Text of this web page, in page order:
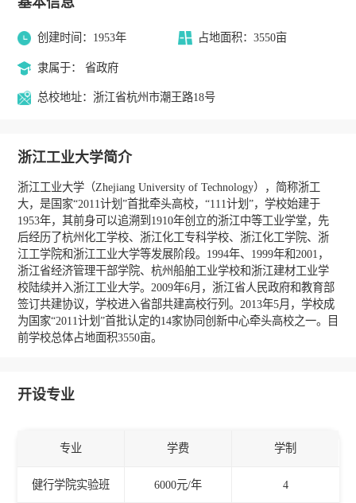
创建时间：1953年 占地面积：3550亩
隶属于： 省政府
总校地址：浙江省杭州市潮王路18号
浙江工业大学简介
浙江工业大学（Zhejiang University of Technology），简称浙工
大，是国家“2011计划”首批牵头高校，“111计划”，学校始建于
1953年，其前身可以追溯到1910年创立的浙江中等工业学堂，先
后经历了杭州化工学校、浙江化工专科学校、浙江化工学院、浙
江工学院和浙江工业大学等发展阶段。1994年、1999年和2001，
浙江省经济管理干部学院、杭州船舶工业学校和浙江建材工业学
校陆续并入浙江工业大学。2009年6月，浙江省人民政府和教育部
签订共建协议，学校进入省部共建高校行列。2013年5月，学校成
为国家“2011计划”首批认定的14家协同创新中心牵头高校之一。目
前学校总体占地面积3550亩。
开设专业
专业 学费 学制
健行学院实验班 6000元/年 4